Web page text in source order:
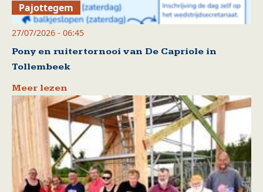
Pajottegem
27/07/2026 - 06:45
Pony en ruitertornooi van De Capriole in
Tollembeek
Meer lezen